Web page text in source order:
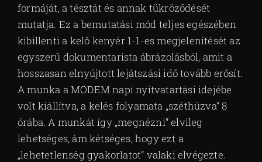
formáját, a tésztát és annak tükröződését
mutatja. Ez a bemutatási mód teljes egészében
kibillenti a kelő kenyér 1-1-es megjelenítését az
egyszerű dokumentarista ábrázolásból, amit a
hosszasan elnyújtott lejátszási idő tovább erősít.
A munka a MODEM napi nyitvatartási idejébe
volt kiállítva, a kelés folyamata „széthúzva” 8
órába. A munkát így „megnézni” elvileg
lehetséges, ám kétséges, hogy ezt a
„lehetetlenség gyakorlatot” valaki elvégezte.